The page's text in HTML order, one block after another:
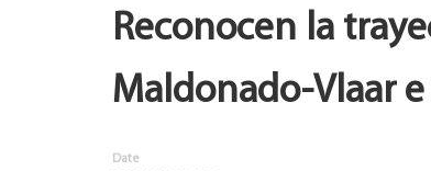
Reconocen la
Maldonado-Vlaar
Date